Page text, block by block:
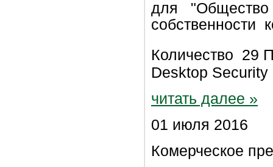
для
"Общество
собственности
Количество
Desktop
читать далее »
01 июля 2016
Комерческое